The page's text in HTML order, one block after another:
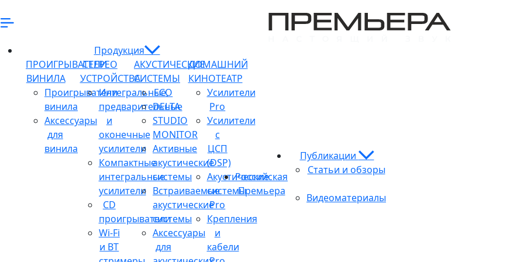
Продукция
ПРОИГРЫВАТЕЛИ
ВИНИЛА
Проигрыватели
винила
Аксессуары
для
винила
СТЕРЕО
УСТРОЙСТВА
Интегральные,
предварительные
и
оконечные
усилители
Компактные
интегральные
усилители
CD
проигрыватели
Wi-Fi
и BT
АКУСТИЧЕСКИЕ
СИСТЕМЫ
ECO
DELTA
STUDIO
MONITOR
Активные
акустические
системы
Встраиваемые
акустические
системы
Аксессуары
для
ДОМАШНИЙ
КИНОТЕАТР
Усилители
Pro
Усилители
с
ЦСП
(DSP)
Акустические
системы
Pro
Крепления
и
кабели
Российская
Премьера
Публикации
Статьи и обзоры
Видеоматериалы